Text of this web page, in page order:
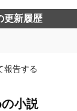
更新履歴
報告する
小説